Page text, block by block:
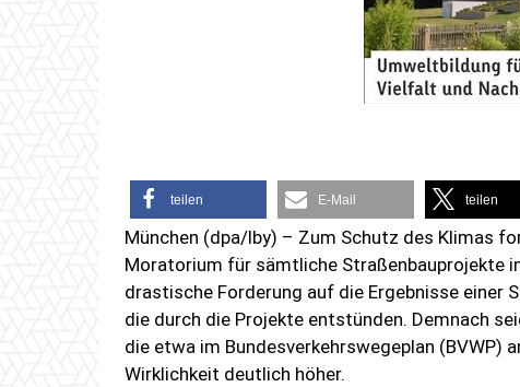
teilen E-Mail teilen
München (dpa/lby) – Zum Schutz des Klimas
Moratorium für sämtliche Straßenbauprojekte
drastische Forderung auf die Ergebnisse einer
die durch die Projekte entstünden. Demnach
die etwa im Bundesverkehrswegeplan (BVWP)
Wirklichkeit deutlich höher.